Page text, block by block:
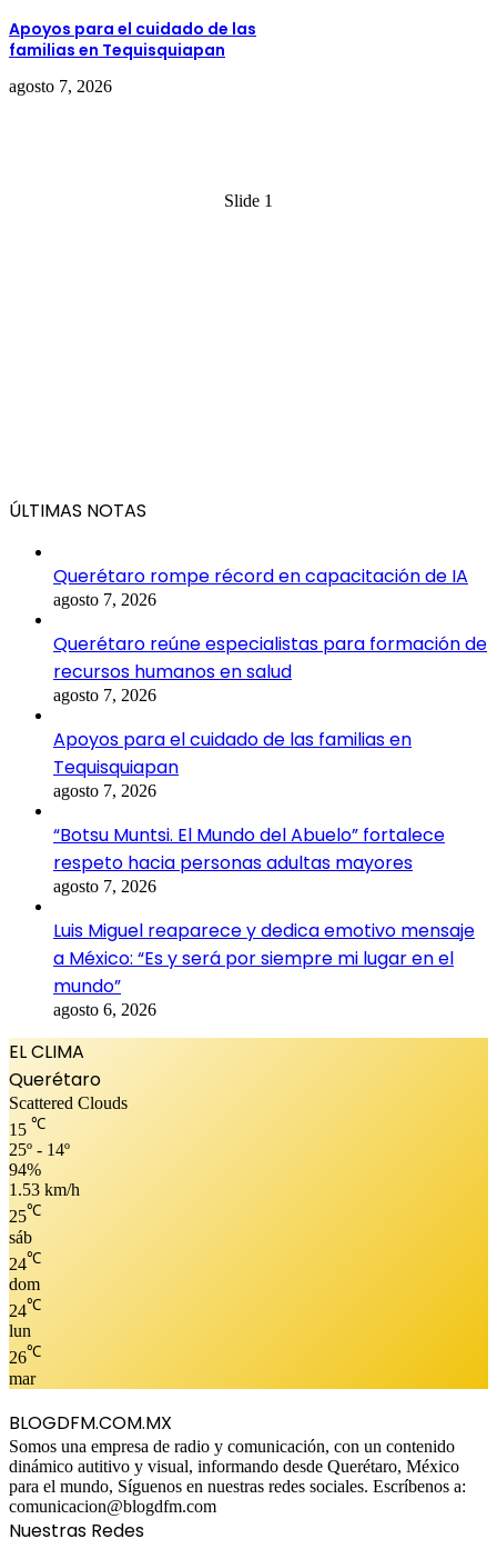
Apoyos para el cuidado de las
familias en Tequisquiapan
agosto 7, 2026
Slide 1
ÚLTIMAS NOTAS
Querétaro rompe récord en capacitación de IA
agosto 7, 2026
Querétaro reúne especialistas para formación de
recursos humanos en salud
agosto 7, 2026
Apoyos para el cuidado de las familias en
Tequisquiapan
agosto 7, 2026
“Botsu Muntsi. El Mundo del Abuelo” fortalece
respeto hacia personas adultas mayores
agosto 7, 2026
Luis Miguel reaparece y dedica emotivo mensaje
a México: “Es y será por siempre mi lugar en el
mundo”
agosto 6, 2026
EL CLIMA
Querétaro
Scattered Clouds
15 ℃
25º - 14º
94%
1.53 km/h
25℃
sáb
24℃
dom
24℃
lun
26℃
mar
BLOGDFM.COM.MX
Somos una empresa de radio y comunicación, con un contenido
dinámico autitivo y visual, informando desde Querétaro, México
para el mundo, Síguenos en nuestras redes sociales. Escríbenos a:
comunicacion@blogdfm.com
Nuestras Redes